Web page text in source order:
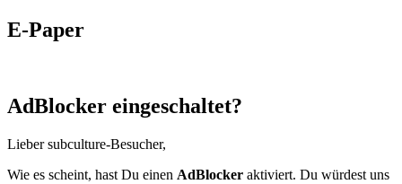
E-Paper
AdBlocker eingeschaltet?
Lieber subculture-Besucher,
Wie es scheint, hast Du einen AdBlocker aktiviert. Du würdest uns